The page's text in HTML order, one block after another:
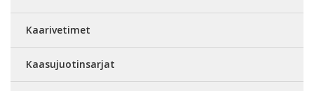
Kaarivetimet
Kaasujuotinsarjat